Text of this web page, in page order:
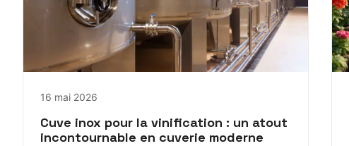
16 mai 2026
Cuve inox pour la vinification : un atout
incontournable en cuverie moderne